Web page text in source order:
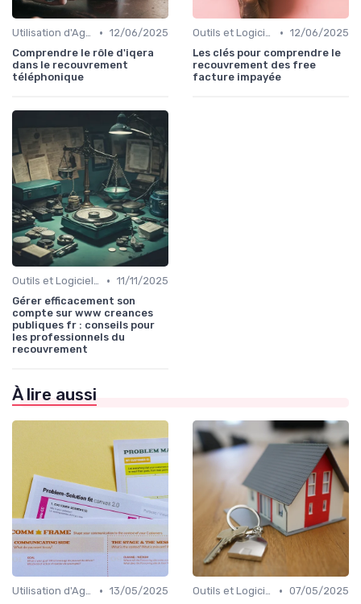
Utilisation d'Agences de Recouvrement • 12/06/2025
Comprendre le rôle d'iqera
dans le recouvrement
téléphonique
Outils et Logiciels de Gestion de Créances • 12/06/2025
Les clés pour comprendre le
recouvrement des free
facture impayée
Outils et Logiciels de Gestion de Créances • 11/11/2025
Gérer efficacement son
compte sur www creances
publiques fr : conseils pour
les professionnels du
recouvrement
À lire aussi
Utilisation d'Agences de Recouvrement • 13/05/2025
Outils et Logiciels de Gestion de Créances • 07/05/2025